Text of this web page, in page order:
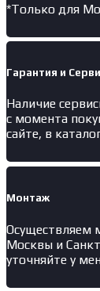
*Только для
Гарантия и
Наличие
с момента
сайте, в
Монтаж
Осуществляем
Москвы и
уточняйте у